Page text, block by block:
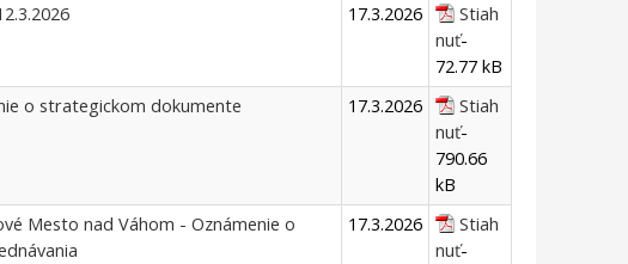
17.3.2026
Stiah
nuť-
72.77 kB
o strategickom dokumente
17.3.2026
Stiah
nuť-
790.66
kB
Mesto nad Váhom - Oznámenie o
17.3.2026
Stiah
nuť-